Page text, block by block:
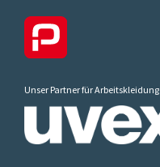
Unser Partner für Arbeitskleidung